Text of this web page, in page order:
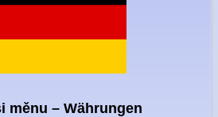
měnu – Währungen